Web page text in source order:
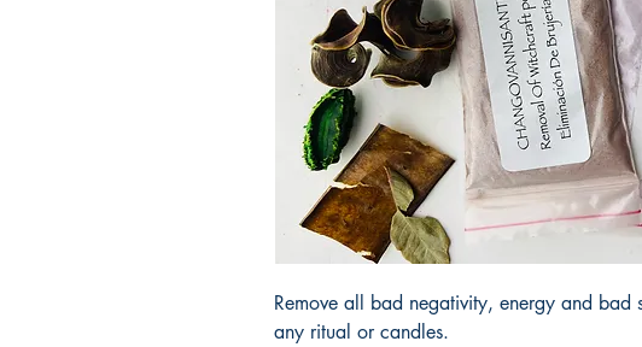
Remove all bad negativity, energy and bad
any ritual or candles.